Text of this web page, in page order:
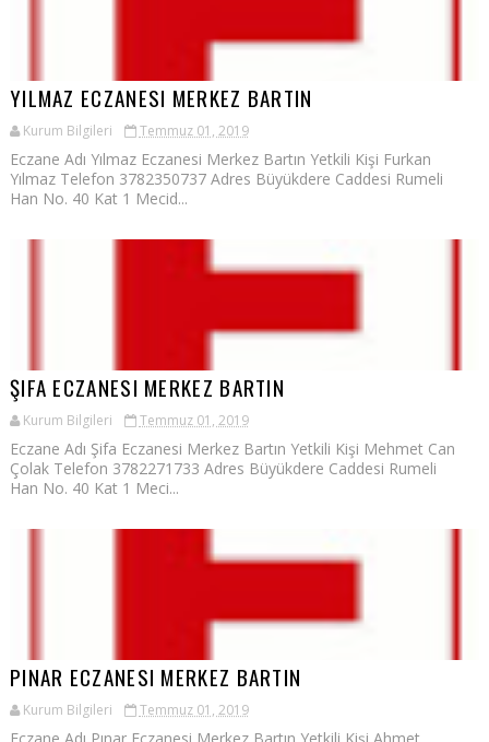
YILMAZ ECZANESI MERKEZ BARTIN
Kurum Bilgileri Temmuz 01, 2019
Eczane Adı Yılmaz Eczanesi Merkez Bartın Yetkili Kişi Furkan
Yılmaz Telefon 3782350737 Adres Büyükdere Caddesi Rumeli
Han No. 40 Kat 1 Mecid...
ŞIFA ECZANESI MERKEZ BARTIN
Kurum Bilgileri Temmuz 01, 2019
Eczane Adı Şifa Eczanesi Merkez Bartın Yetkili Kişi Mehmet Can
Çolak Telefon 3782271733 Adres Büyükdere Caddesi Rumeli
Han No. 40 Kat 1 Meci...
PINAR ECZANESI MERKEZ BARTIN
Kurum Bilgileri Temmuz 01, 2019